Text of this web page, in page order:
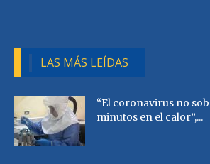
LAS MÁS LEÍDAS
“El coronavirus no
minutos en el calor”,...